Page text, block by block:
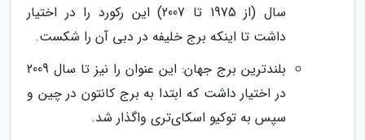
سال (از 1975 تا 2007) این رکورد را در اختیار
داشت تا اینکه برج خلیفه در دبی آن را شکست.
بلندترین برج جهان: این عنوان را نیز تا سال 2009
در اختیار داشت که ابتدا به برج کانتون در چین و
سپس به توکیو اسکای‌تری واگذار شد.